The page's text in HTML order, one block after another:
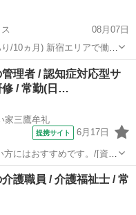
08月07日
/10ヵ月) 新宿エリアで働け
オペレーションや店舗運営
指していただきます。 明確
理者 / 認知症対応型サ
修 / 常勤(日…
家三鷹牟礼
提携サイト 6月17日
にはおすすめです。/[資格
る！(初任者研修・実務者
下 【施設名】 株
護職員 / 介護福祉士 / 常